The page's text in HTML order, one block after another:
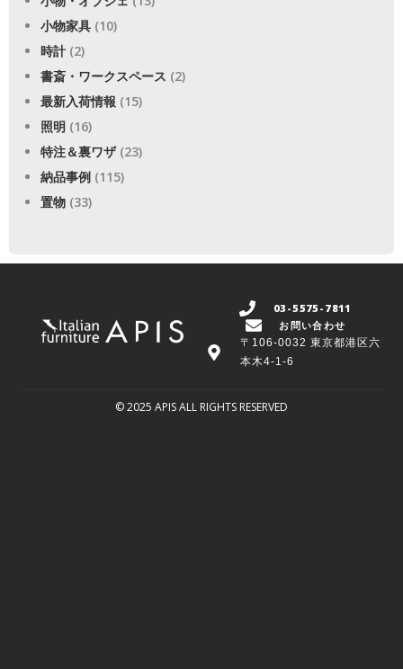
小物家具 (10)
時計 (2)
書斎・ワークスペース (2)
最新入荷情報 (15)
照明 (16)
特注＆裏ワザ(23)
納品事例 (115)
置物 (33)
03-5575-7811
お問い合わせ
〒106-0032 東京都港区六
本木4-1-6
© 2025 APIS ALL RIGHTS RESERVED